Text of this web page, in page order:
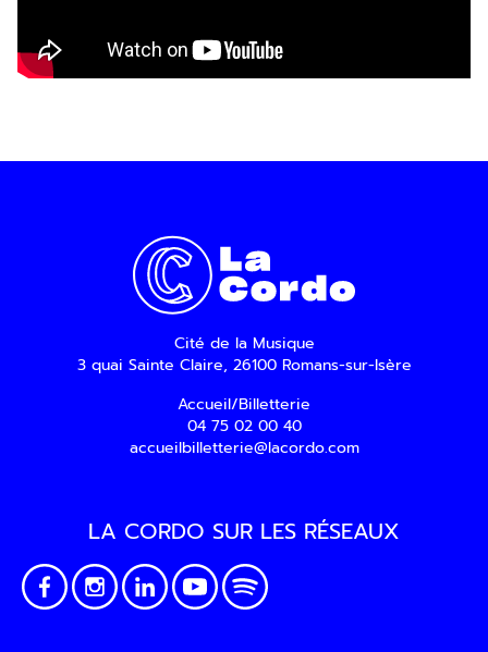
Cité de la Musique
3 quai Sainte Claire, 26100 Romans-sur-Isère
Accueil/Billetterie
04 75 02 00 40
accueilbilletterie@lacordo.com
LA CORDO SUR LES RÉSEAUX